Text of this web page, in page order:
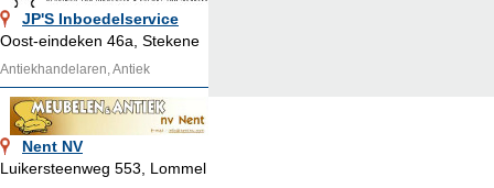
JP'S Inboedelservice
Oost-eindeken 46a, Stekene
Antiekhandelaren, Antiek
Nent NV
Luikersteenweg 553, Lommel